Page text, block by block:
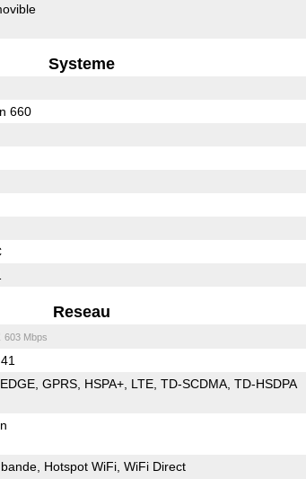
Systeme
660
Reseau
603 Mbps
EDGE GPRS HSPA+ LTE TD-SCDMA TD-HSDPA
n
Hotspot WiFi WiFi Direct